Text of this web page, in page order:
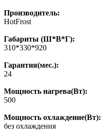
Производитель:
HotFrost
Габариты (Ш*В*Г):
310*330*920
Гарантия(мес.):
24
Мощность нагрева(Вт):
500
Мощность охлаждение(Вт):
без охлаждения